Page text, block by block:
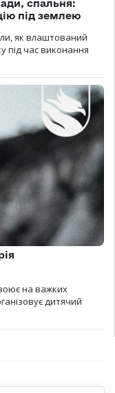
спальня:
під землею
як влаштований
під час виконання
на важких
дитячий